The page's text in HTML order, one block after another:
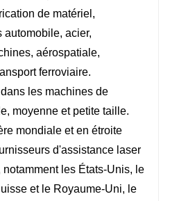
de matériel,
automobile, acier,
aérospatiale,
ferroviaire.
les machines de
moyenne et petite taille.
mondiale et en étroite
d'assistance laser
les États-Unis, le
et le Royaume-Uni, le